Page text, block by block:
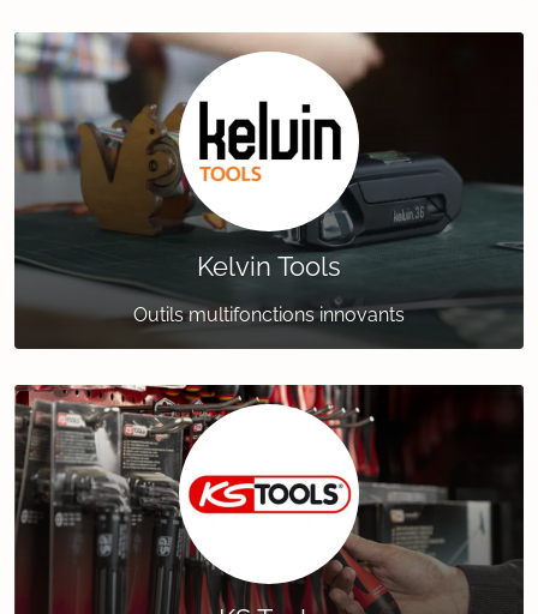
Kelvin Tools
Outils multifonctions innovants